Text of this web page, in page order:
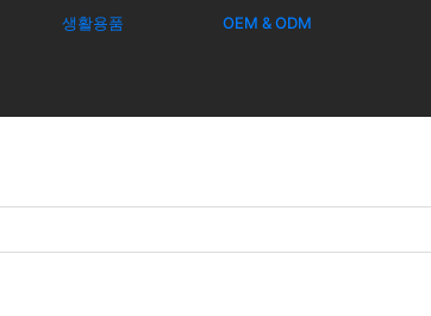
생활용품 OEM & ODM